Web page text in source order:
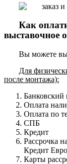
Как
выставочное
Вы можете
Для
после монтажа):
Банковский
Оплата
Оплата по
СПБ
Кредит
Рассрочка
Кредит
Карты